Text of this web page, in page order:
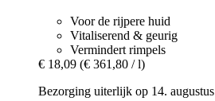
Voor de rijpere huid
Vitaliserend & geurig
Vermindert rimpels
€ 18,09 (€ 361,80 / l)
Bezorging uiterlijk op 14. augustus